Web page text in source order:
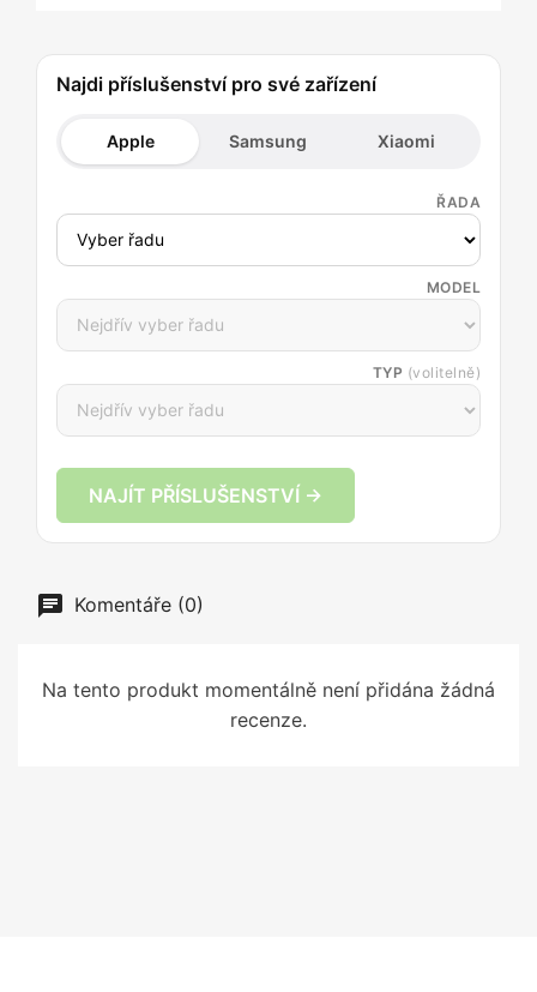
Najdi příslušenství pro své zařízení
Apple Samsung Xiaomi
ŘADA
MODEL
TYP (volitelně)
NAJÍT PŘÍSLUŠENSTVÍ →
Komentáře (0)
Na tento produkt momentálně není přidána žádná
recenze.